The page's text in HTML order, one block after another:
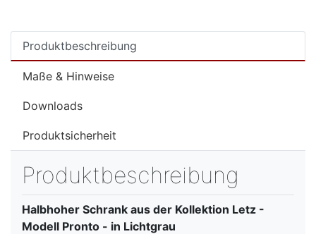
Produktbeschreibung
Maße & Hinweise
Downloads
Produktsicherheit
Produktbeschreibung
Halbhoher Schrank aus der Kollektion Letz -
Modell Pronto - in Lichtgrau